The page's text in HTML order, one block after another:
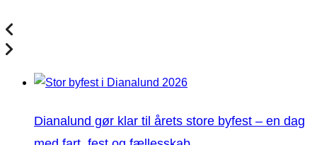
Dianalund gør klar til årets store byfest – en dag